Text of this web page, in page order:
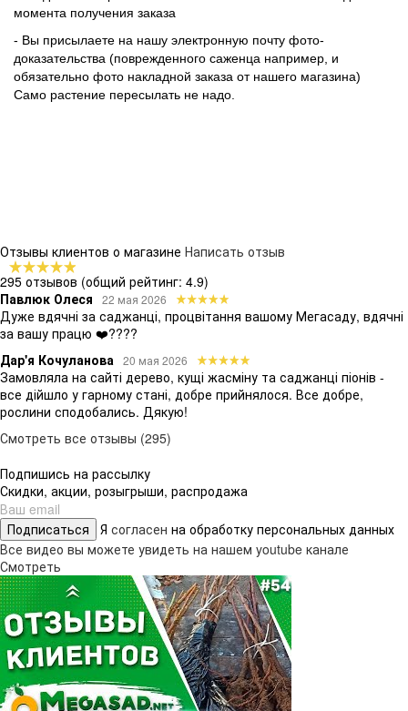
момента получения заказа
- Вы присылаете на нашу электронную почту фото-
доказательства (поврежденного саженца например, и
обязательно фото накладной заказа от нашего магазина)
Само растение пересылать не надо.
Отзывы клиентов о магазине Написать отзыв
295 отзывов (общий рейтинг: 4.9)
Павлюк Олеся
22 мая 2026
Дуже вдячні за саджанці, процвітання вашому Мегасаду, вдячні
за вашу працю ❤️????
Дар'я Кочуланова 20 мая 2026
Замовляла на сайті дерево, кущі жасміну та саджанці піонів -
все дійшло у гарному стані, добре прийнялося. Все добре,
рослини сподобались. Дякую!
Смотреть все отзывы (295)
Подпишись на рассылку
Скидки, акции, розыгрыши, распродажа
Подписаться Я согласен на обработку персональных данных
Все видео вы можете увидеть на нашем youtube канале
Смотреть